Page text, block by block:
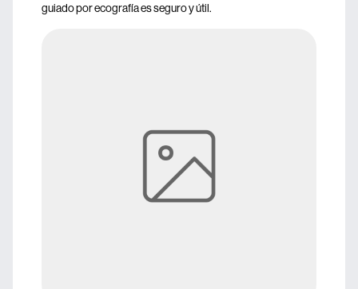
guiado por ecografía es seguro y útil.